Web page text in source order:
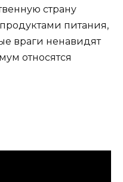
страну
питания,
враги ненавидят
относятся